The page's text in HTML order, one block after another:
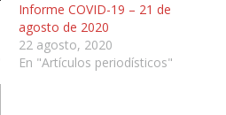
Informe COVID-19 – 21 de
agosto de 2020
22 agosto, 2020
En "Artículos periodísticos"